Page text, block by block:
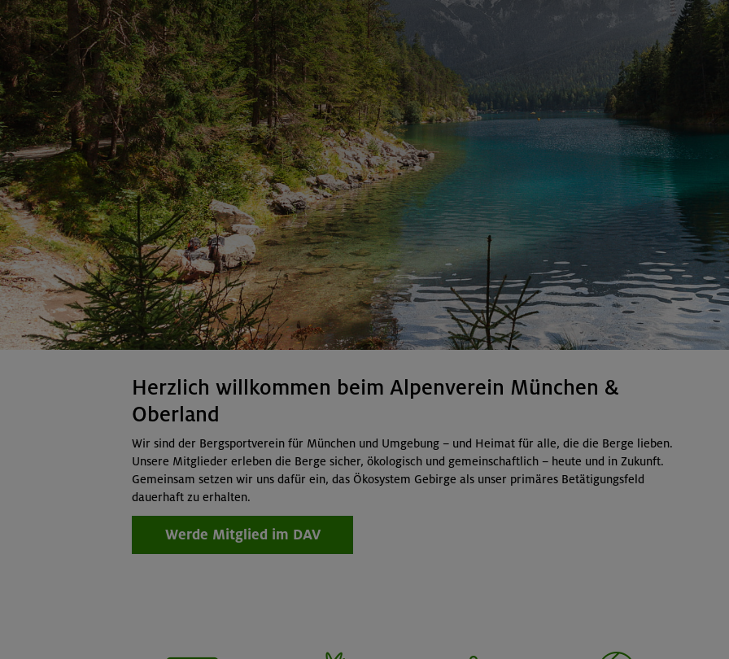
Herzlich willkommen beim Alpenverein München &
Oberland
Wir sind der Bergsportverein für München und Umgebung – und Heimat für alle, die die Berge lieben.
Unsere Mitglieder erleben die Berge sicher, ökologisch und gemeinschaftlich – heute und in Zukunft.
Gemeinsam setzen wir uns dafür ein, das Ökosystem Gebirge als unser primäres Betätigungsfeld
dauerhaft zu erhalten.
Werde Mitglied im DAV